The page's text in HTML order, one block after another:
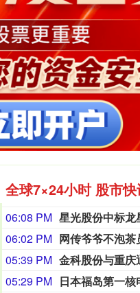
创业板指
全球7×24小时 股市
06:08 PM 星光股份中标龙
06:02 PM
05:39 PM 金科股份与重
05:29 PM 日本福岛第一